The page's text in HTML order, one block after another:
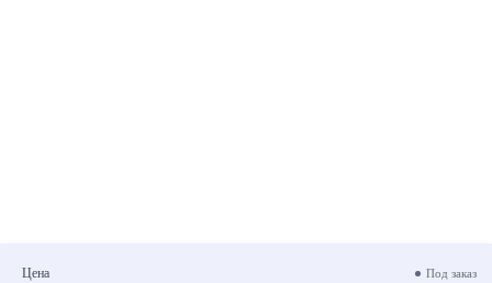
Цена Под заказ